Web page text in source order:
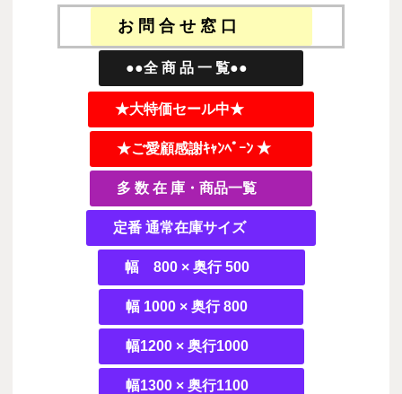
お 問 合 せ 窓 口
●●全 商 品 一 覧●●
★大特価セール中★
★ご愛顧感謝ｷｬﾝﾍﾟｰﾝ ★
多 数 在 庫・商品一覧
定番 通常在庫サイズ
幅 800 × 奥行 500
幅 1000 × 奥行 800
幅1200 × 奥行1000
幅1300 × 奥行1100